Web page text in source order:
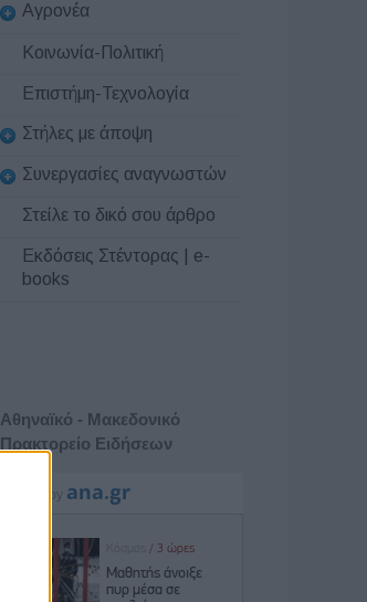
Αγρονέα
Κοινωνία-Πολιτική
Επιστήμη-Τεχνολογία
Στήλες με άποψη
Συνεργασίες αναγνωστών
Στείλε το δικό σου άρθρο
Εκδόσεις Στέντορας | e-
books
Αθηναϊκό - Μακεδονικό
Πρακτορείο Ειδήσεων